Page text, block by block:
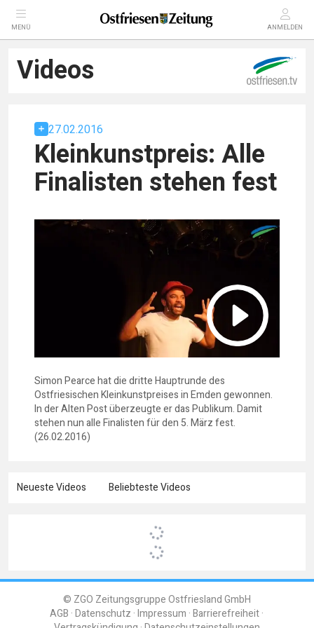
MENÜ ANMELDEN
Videos
27.02.2016
Kleinkunstpreis: Alle
Finalisten stehen fest
Simon Pearce hat die dritte Hauptrunde des
Ostfriesischen Kleinkunstpreises in Emden gewonnen.
In der Alten Post überzeugte er das Publikum. Damit
stehen nun alle Finalisten für den 5. März fest.
(26.02.2016)
Neueste Videos Beliebteste Videos
© ZGO Zeitungsgruppe Ostfriesland GmbH
AGB Datenschutz Impressum Barrierefreiheit